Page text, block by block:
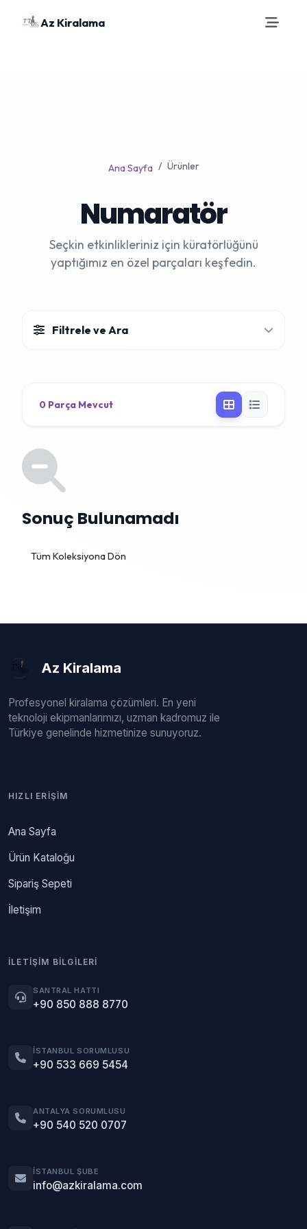
Az Kiralama
Ana Sayfa Ürünler
Numaratör
Seçkin etkinlikleriniz için küratörlüğünü
yaptığımız en özel parçaları keşfedin.
Filtrele ve Ara
0 Parça Mevcut
Sonuç Bulunamadı
Tüm Koleksiyona Dön
Az Kiralama
Profesyonel kiralama çözümleri. En yeni
teknoloji ekipmanlarımızı, uzman kadromuz ile
Türkiye genelinde hizmetinize sunuyoruz.
HIZLI ERIŞIM
Ana Sayfa
Ürün Kataloğu
Sipariş Sepeti
İletişim
İLETIŞIM BILGILERI
SANTRAL HATTI
+90 850 888 8770
İSTANBUL SORUMLUSU
+90 533 669 5454
ANTALYA SORUMLUSU
+90 540 520 0707
İSTANBUL ŞUBE
info@azkiralama.com